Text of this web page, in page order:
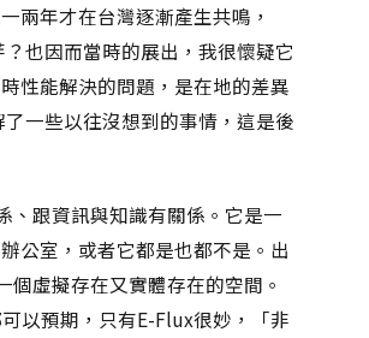
兩年才在台灣逐漸產生共鳴，
也因而當時的展出，我很懷疑它
性能解決的問題，是在地的差異
一些以往沒想到的事情，這是後
、跟資訊與知識有關係。它是一
公室，或者它都是也都不是。出
虛擬存在又實體存在的空間。
以預期，只有E-Flux很妙，「非